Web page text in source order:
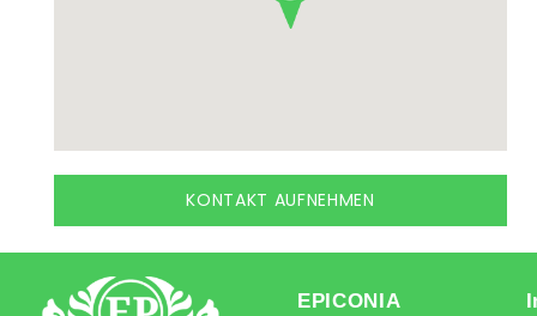
KONTAKT AUFNEHMEN
EPICONIA